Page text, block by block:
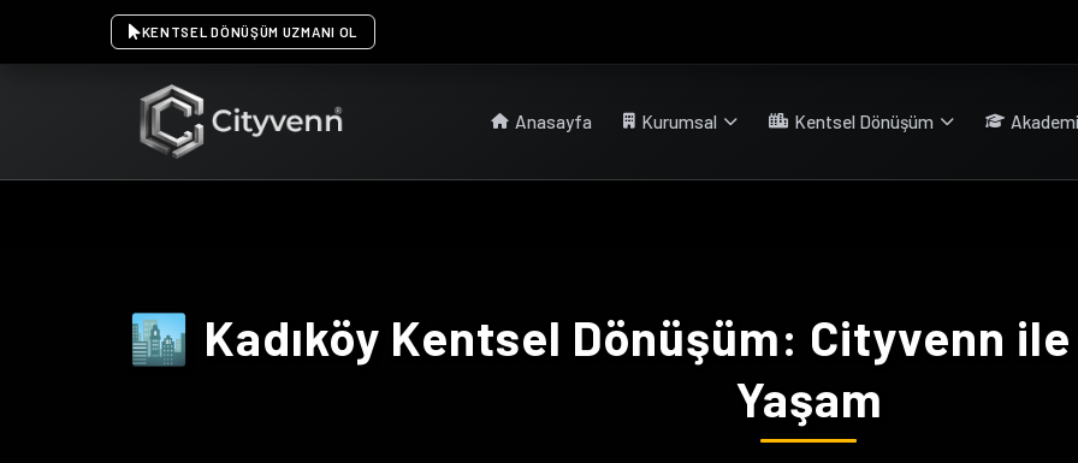
KENTSEL DÖNÜŞÜM UZMANI OL
Anasayfa Kurumsal Kentsel Dönüşüm Akademi
🏙️ Kadıköy Kentsel Dönüşüm: Cityvenn
Yaşam